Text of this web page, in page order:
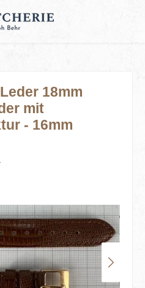
18mm
mit
- 16mm